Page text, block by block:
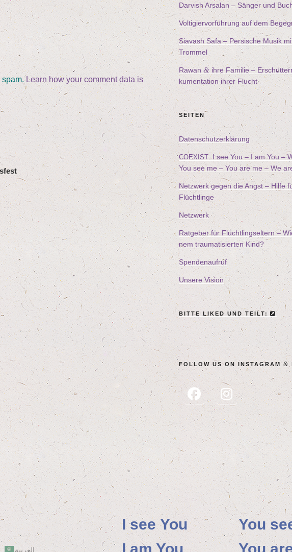
spam.Learn how your comment data is
Dar­vish Arsalan – Sän­ger und
Vol­ti­gier­vor­füh­rung auf dem
Sia­vash Safa – Per­si­sche Musik
Trommel
Rawan &ihre Fami­lie –
ku­men­ta­ti­on ihrer Flucht
SEI­TEN
Daten­schutz­er­klä­rung
COEXIST: I see You – I am You –
You see me – You are me – We
Netz­werk gegen die Angst – Hil­fe
Flüchtlinge
Netz­werk
Rat­ge­ber für Flücht­lings­el­tern –
nem trau­ma­ti­sier­ten Kind?
Spen­den­auf­ruf
Unse­re Vision
BIT­TE LIK­ED UND TEILT:
FOL­LOW US ON INSTA­GRAM &
العربية
I see You
I am You
You
You